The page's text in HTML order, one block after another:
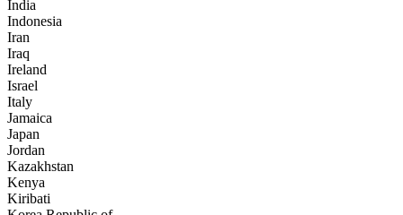
India
Indonesia
Iran
Iraq
Ireland
Israel
Italy
Jamaica
Japan
Jordan
Kazakhstan
Kenya
Kiribati